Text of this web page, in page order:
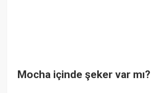
Mocha içinde şeker var mı?